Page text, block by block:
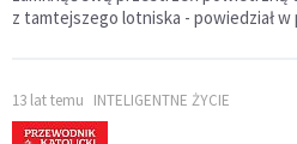
z tamtejszego lotniska - powiedział w
13 lat temu INTELIGENTNE ŻYCIE